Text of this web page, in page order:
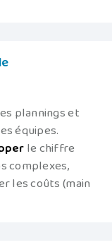
plannings et
équipes.
le chiffre
complexes,
les coûts (main